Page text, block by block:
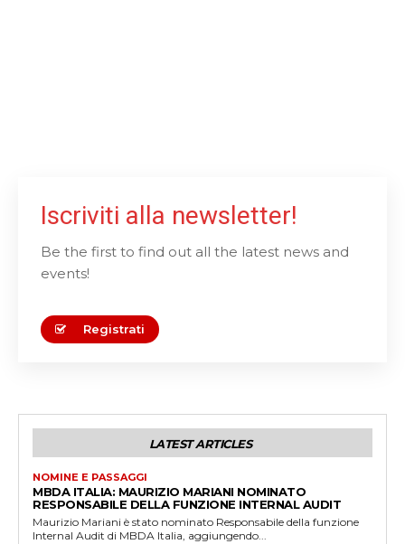
Iscriviti alla newsletter!
Be the first to find out all the latest news and
events!
Registrati
LATEST ARTICLES
NOMINE E PASSAGGI
MBDA ITALIA: MAURIZIO MARIANI NOMINATO
RESPONSABILE DELLA FUNZIONE INTERNAL AUDIT
Maurizio Mariani è stato nominato Responsabile della funzione
Internal Audit di MBDA Italia, aggiungendo...